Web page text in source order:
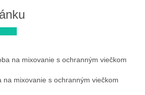
na mixovanie s ochranným viečkom